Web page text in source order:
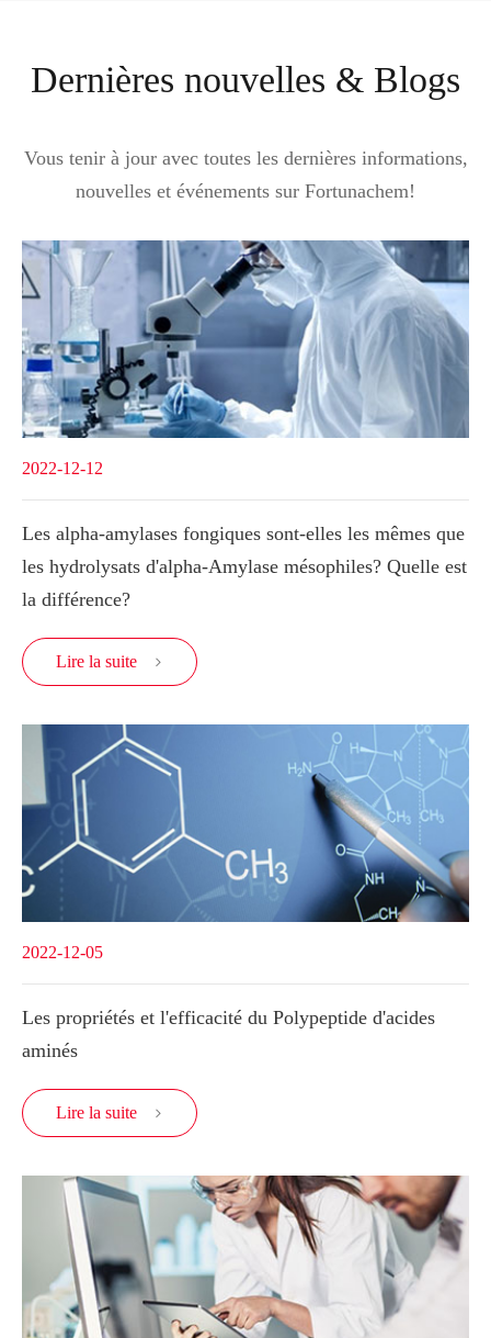
Dernières nouvelles & Blogs
Vous tenir à jour avec toutes les dernières informations,
nouvelles et événements sur Fortunachem!
2022-12-12
Les alpha-amylases fongiques sont-elles les mêmes que
les hydrolysats d'alpha-Amylase mésophiles? Quelle est
la différence?
Lire la suite 
2022-12-05
Les propriétés et l'efficacité du Polypeptide d'acides
aminés
Lire la suite 